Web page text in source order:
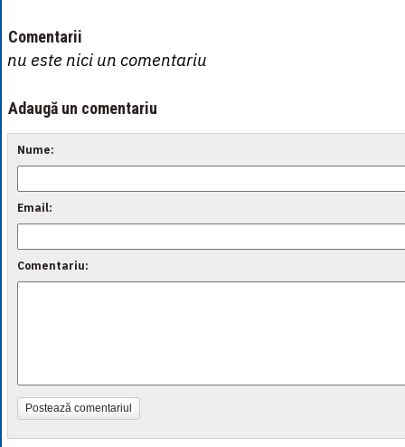
Comentarii
nu este nici un comentariu
Adaugă un comentariu
Nume:
Email:
Comentariu:
Postează comentariul